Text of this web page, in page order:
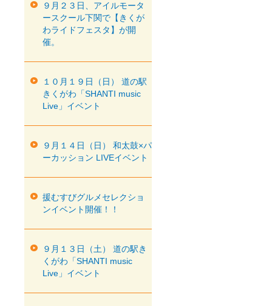
９月２３日、アイルモータ
ースクール下関で【きくが
わライドフェスタ】が開
催。
１０月１９日（日） 道の駅
きくがわ「SHANTI music
Live」イベント
９月１４日（日） 和太鼓×パ
ーカッション LIVEイベント
援むすびグルメセレクショ
ンイベント開催！！
９月１３日（土） 道の駅き
くがわ「SHANTI music
Live」イベント